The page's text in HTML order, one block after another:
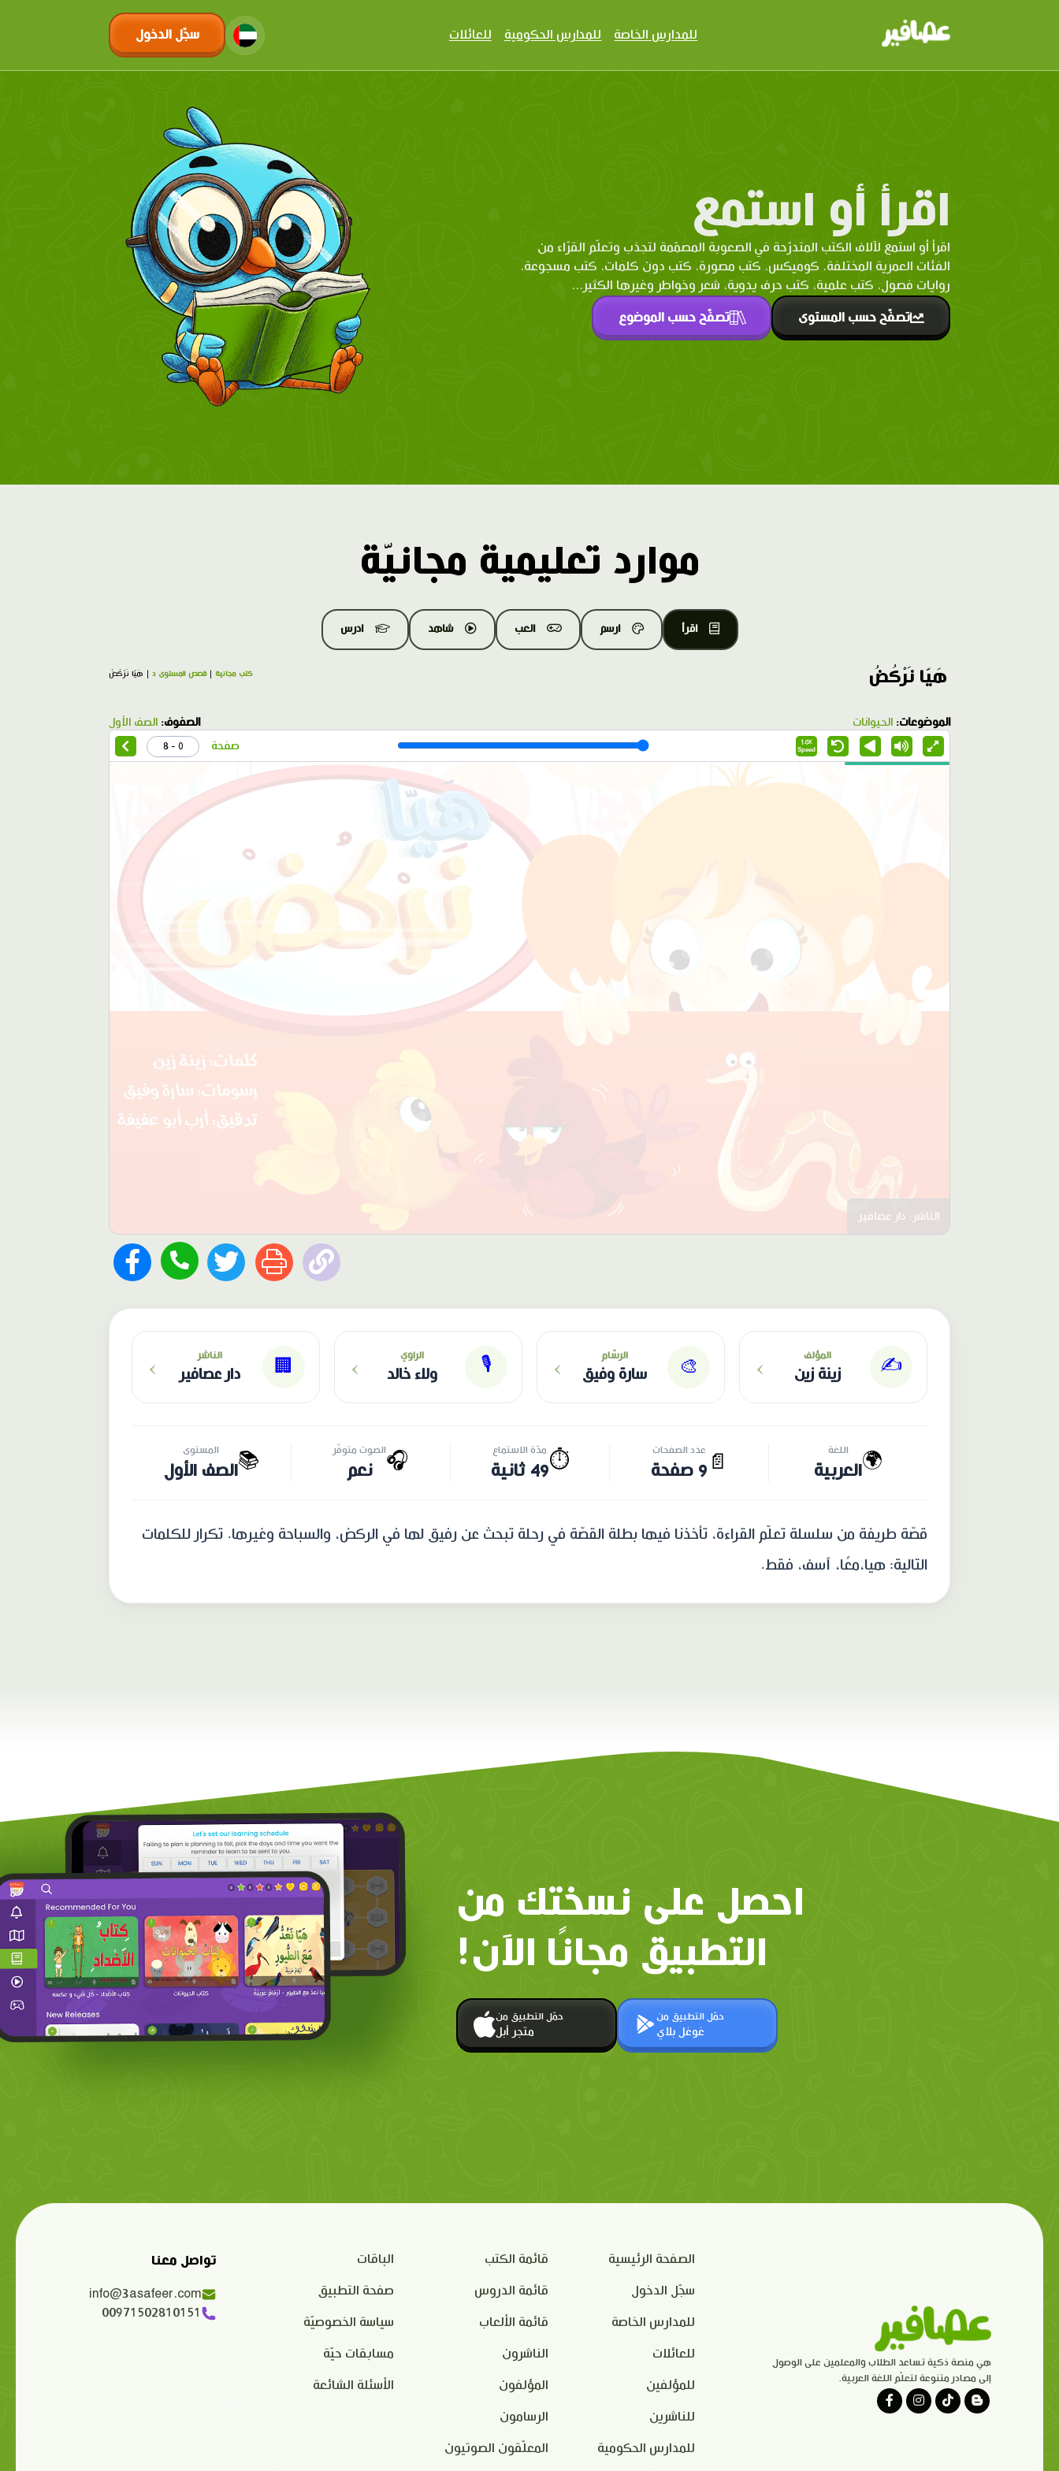
للمدارس الخاصة للمدارس الحكومية للعائلات سجّل الدخول
اقرأ أو استمع
اقرأ أو استمع لآلاف الكتب المتدرّحة في الصعوبة المصمّمة لتجذب وتعلّم القرّاء من
الفئات العمرية المختلفة. كوميكس، كتب مصورة، كتب دون كلمات، كتب مسجوعة،
روايات فصول، كتب علمية، كتب حرف يدوية، شعر وخواطر وغيرها الكثير...
تصفّح حسب المستوى تصفّح حسب الموضوع
موارد تعليمية مجانيّة
اقرأ ارسم العب شاهد ادرس
هَيّا نَرْكُضُ كتب مجانية |قصص المستوى د | هَيّا نَرْكُضُ
الموضوعات: الحيوانات الصفوف: الصف الأول
1.0X
Speed
صفحة 0 - 8
الناشر: دار عصافير
✍️ المؤلف
زينة زين ›
🎨
الرسّام
سارة وفيق ›
🎙 الراوي
ولاء خالد ›
🏢
الناشر
دار عصافير ›
🌍 اللغة
العربية 📄
عدد الصفحات
9 صفحة ⏱️ مدّة الاستماع
49 ثانية 🎧الصوت متوفّر
نعم 📚 المستوى
الصف الأول
قصّة طريفة من سلسلة تعلّم القراءة، تأخذنا فيها بطلة القصّة في رحلة تبحث عن رفيق لها في الركض، والسباحة وغيرها. تكرار للكلمات
التالية: هيا،معًا، آسف، فقط.
احصل على نسختك من
التطبيق مجانًا الآن!
حمّل التطبيق من
متجر أبل
حمّل التطبيق من
غوغل بلاي
هي منصة ذكية تساعد الطلاب والمعلمين على الوصول
إلى مصادر متنوعة لتعلّم اللغة العربية.
الصفحة الرئيسية
سجّل الدخول
للمدارس الخاصة
للعائلات
للمؤلفين
للناشرين
للمدارس الحكومية
قائمة الكتب
قائمة الدروس
قائمة الألعاب
الناشرون
المؤلفون
الرسامون
المعلّقون الصوتيون
الباقات
صفحة التطبيق
سياسة الخصوصيّة
مسابقات حيّة
الأسئلة الشائعة
تواصل معنا
info@3asafeer.com
00971502810151